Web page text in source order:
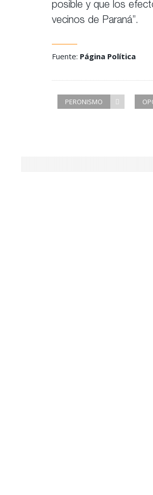
posible y que los
vecinos de Paraná”.
Fuente: Página Política
PERONISMO